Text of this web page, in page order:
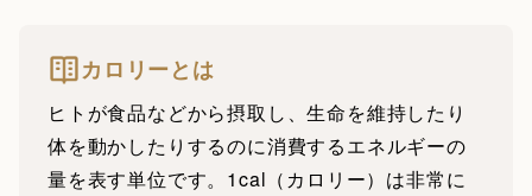
カロリーとは
ヒトが食品などから摂取し、生命を維持したり
体を動かしたりするのに消費するエネルギーの
量を表す単位です。1cal（カロリー）は非常に